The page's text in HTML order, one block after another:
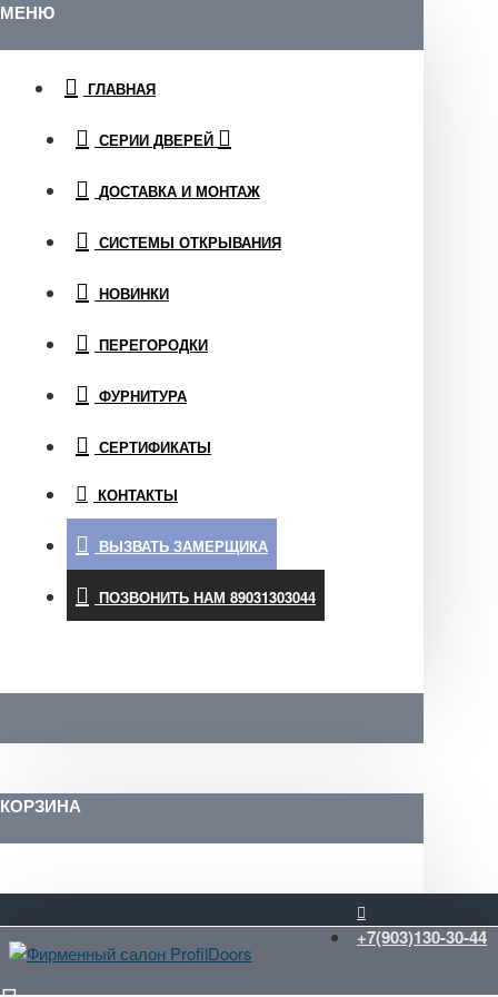
МЕНЮ
ГЛАВНАЯ
СЕРИИ ДВЕРЕЙ
ДОСТАВКА И МОНТАЖ
СИСТЕМЫ ОТКРЫВАНИЯ
НОВИНКИ
ПЕРЕГОРОДКИ
ФУРНИТУРА
СЕРТИФИКАТЫ
КОНТАКТЫ
ВЫЗВАТЬ ЗАМЕРЩИКА
ПОЗВОНИТЬ НАМ 89031303044
КОРЗИНА
+7(903)130-30-44